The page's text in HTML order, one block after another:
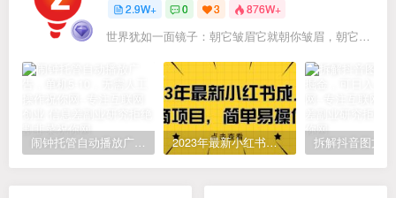
2.9W+ 0 3 876W+
世界犹如一面镜子：朝它皱眉它就朝你皱眉，朝它微笑它也吵你微笑
闹钟托管自动播放广告，单机5-10，无需人工操作 2023年最新小红书成人电商项目，简单易操作【详细教程】